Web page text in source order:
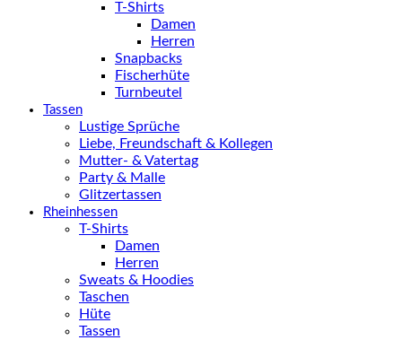
T-Shirts
Damen
Herren
Snapbacks
Fischerhüte
Turnbeutel
Tassen
Lustige Sprüche
Liebe, Freundschaft & Kollegen
Mutter- & Vatertag
Party & Malle
Glitzertassen
Rheinhessen
T-Shirts
Damen
Herren
Sweats & Hoodies
Taschen
Hüte
Tassen